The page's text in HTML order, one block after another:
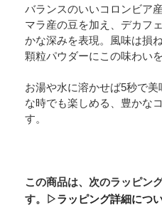
バランスのいいコロンビア
マラ産の豆を加え、デカフ
かな深みを表現。風味は損
顆粒パウダーにこの味わい
お湯や水に溶かせば5秒で
な時でも楽しめる、豊かな
す。
この商品は、次のラッピン
す。
▷ラッピング詳細につ